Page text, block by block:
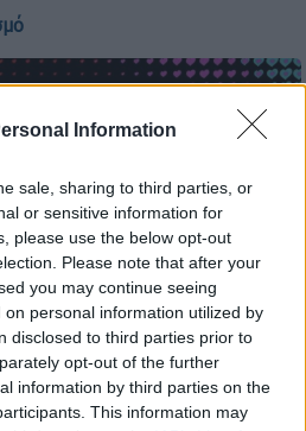
Information
sale, sharing to third parties, or
or sensitive information for
please use the below opt-out
Please note that after your
you may continue seeing
personal information utilized by
disclosed to third parties prior to
opt-out of the further
information by third parties on the
This information may
το ΕΘΝΟΣ στη Google